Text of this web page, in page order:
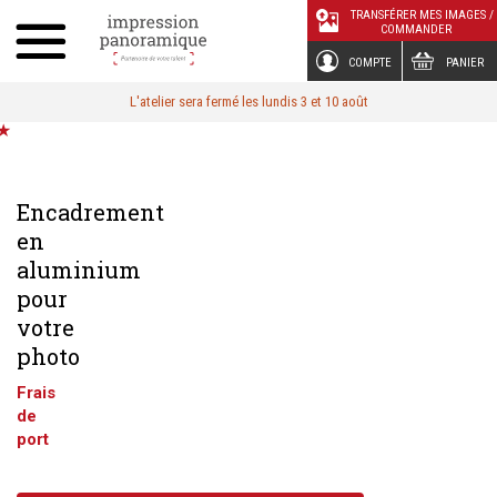
COMPTE PANIER
TRANSFÉRER MES IMAGES /
COMMANDER
L'atelier sera fermé les lundis 3 et 10 août
Encadrement
en
aluminium
pour
votre
photo
Frais
de
port